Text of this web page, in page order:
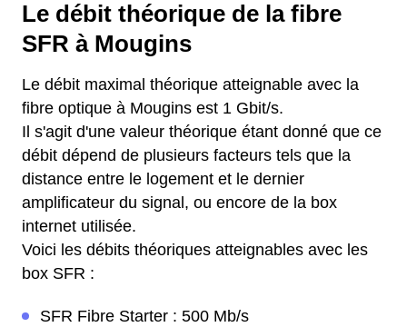
Le débit théorique de la fibre
SFR à Mougins
Le débit maximal théorique atteignable avec la
fibre optique à Mougins est 1 Gbit/s.
Il s'agit d'une valeur théorique étant donné que ce
débit dépend de plusieurs facteurs tels que la
distance entre le logement et le dernier
amplificateur du signal, ou encore de la box
internet utilisée.
Voici les débits théoriques atteignables avec les
box SFR :
SFR Fibre Starter : 500 Mb/s